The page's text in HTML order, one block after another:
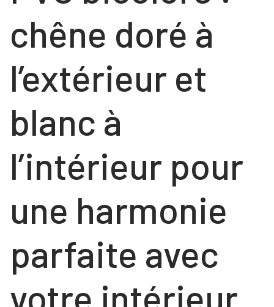
chêne doré à
l’extérieur et
blanc à
l’intérieur pour
une harmonie
parfaite avec
votre intérieur